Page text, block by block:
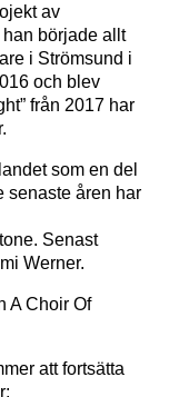
av
började allt
i Strömsund i
och blev
från 2017 har
som en del
senaste åren har
Senast
Werner.
A Choir Of
att fortsätta